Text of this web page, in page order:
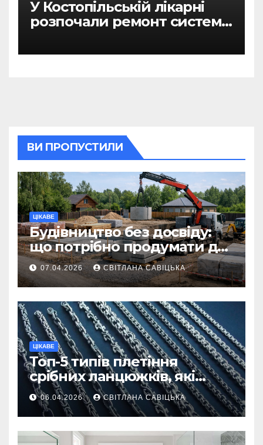
У Костопільській лікарні
розпочали ремонт системи
ВИ ПРОПУСТИЛИ
ЦІКАВЕ
Будівництво без досвіду:
що потрібно продумати до
першої доставки на
ділянку
07.04.2026 СВІТЛАНА САВІЦЬКА
ЦІКАВЕ
Топ-5 типів плетіння
срібних ланцюжків, які
вважаються
найнадійнішими
06.04.2026 СВІТЛАНА САВІЦЬКА